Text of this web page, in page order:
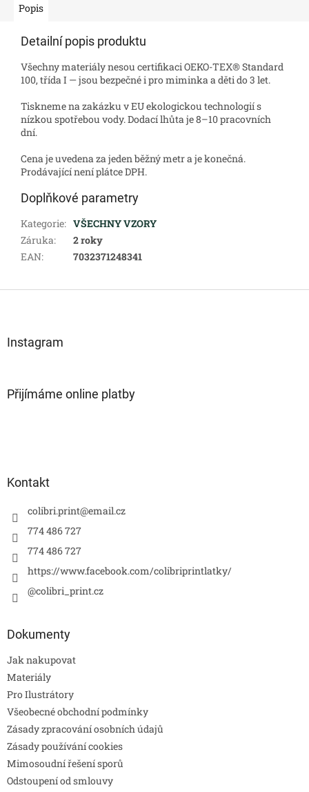
Popis
Detailní popis produktu
Všechny materiály nesou certifikaci OEKO-TEX® Standard
100, třída I — jsou bezpečné i pro miminka a děti do 3 let.
Tiskneme na zakázku v EU ekologickou technologií s
nízkou spotřebou vody. Dodací lhůta je 8–10 pracovních
dní.
Cena je uvedena za jeden běžný metr a je konečná.
Prodávající není plátce DPH.
Doplňkové parametry
Kategorie: VŠECHNY VZORY
Záruka:
2 roky
EAN: 7032371248341
Instagram
Přijímáme online platby
Kontakt
colibri.print@email.cz
774 486 727
774 486 727
https://www.facebook.com/colibriprintlatky/
@colibri_print.cz
Dokumenty
Jak nakupovat
Materiály
Pro Ilustrátory
Všeobecné obchodní podmínky
Zásady zpracování osobních údajů
Zásady používání cookies
Mimosoudní řešení sporů
Odstoupení od smlouvy